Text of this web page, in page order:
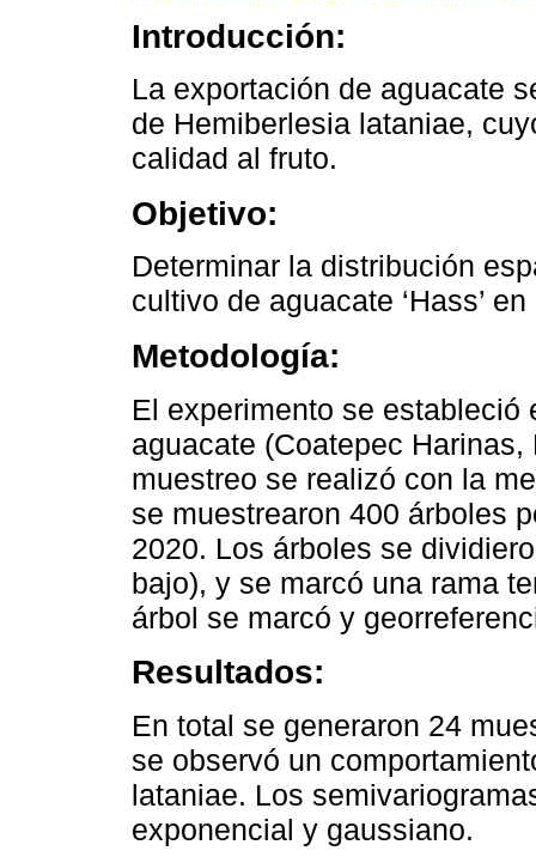
Introducción:
La exportación de aguacate
de Hemiberlesia lataniae,
calidad al fruto.
Objetivo:
Determinar la distribución
cultivo de aguacate ‘Hass’
Metodología:
El experimento se estableció
aguacate (Coatepec
muestreo se realizó con la
se muestrearon 400 árboles
2020. Los árboles se
bajo), y se marcó una rama
árbol se marcó y
Resultados:
En total se generaron 24
se observó un
lataniae. Los
exponencial y gaussiano.